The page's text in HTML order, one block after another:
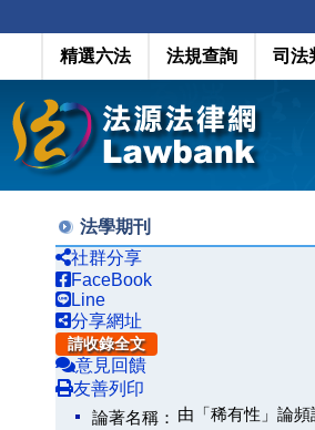
精選六法 法規查詢 司法
法學期刊
社群分享
FaceBook
Line
分享網址
請收錄全文
意見回饋
友善列印
論著名稱： 由「稀有性」論